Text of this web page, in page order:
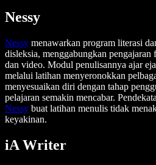
Nessy
Nessy menawarkan program literasi
disleksia, menggabungkan
dan video. Modul penulisannya ajar
melalui latihan menyeronokkan
menyesuaikan diri dengan tahap
pelajaran semakin mencabar.
Nessy buat latihan menulis tidak
keyakinan.
iA Writer